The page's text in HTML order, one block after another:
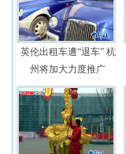
英伦出租车遭“退车” 杭
州将加大力度推广